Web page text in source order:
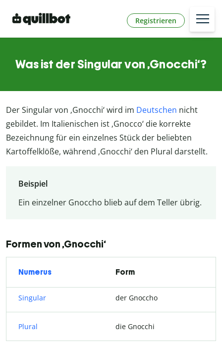
Registrieren
Was ist der Singular von ‚Gnocchi‘?
Der Singular von ‚Gnocchi‘ wird im Deutschen nicht
gebildet. Im Italienischen ist ‚Gnocco‘ die korrekte
Bezeichnung für ein einzelnes Stück der beliebten
Kartoffelklöße, während ‚Gnocchi‘ den Plural darstellt.
Beispiel
Ein einzelner Gnoccho blieb auf dem Teller übrig.
Formen von ‚Gnocchi‘
Numerus Form
Singular der Gnoccho
Plural die Gnocchi